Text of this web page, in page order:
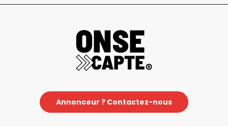
Annonceur ? Contactez-nous